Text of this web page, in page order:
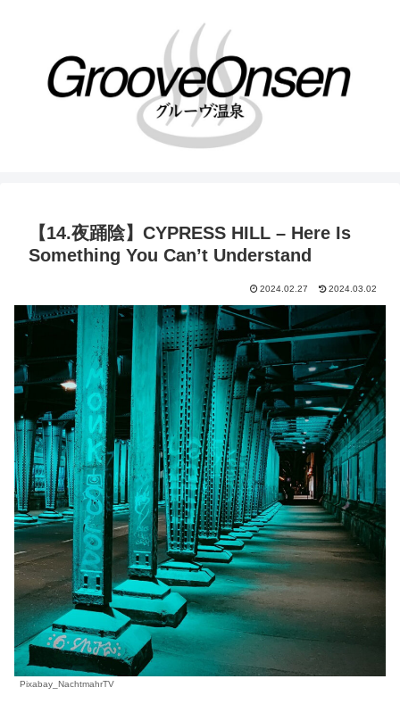
【14.夜踊陰】CYPRESS HILL – Here Is
Something You Can’t Understand
2024.02.27 2024.03.02
Pixabay_NachtmahrTV